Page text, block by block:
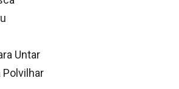
Untar
Polvilhar